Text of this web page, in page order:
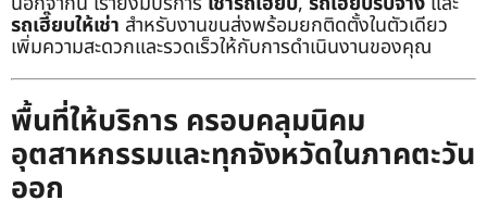
รถเฮี๊ยบให้เช่า สำหรับงานขนส่งพร้อมยกติดตั้งในตัวเดียว
เพิ่มความสะดวกและรวดเร็วให้กับการดำเนินงานของคุณ
พื้นที่ให้บริการ ครอบคลุมนิคม
อุตสาหกรรมและทุกจังหวัดในภาคตะวัน
ออก